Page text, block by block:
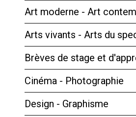
Art moderne - Art
Arts vivants - Arts du
Brèves de stage et
Cinéma - Photographie
Design - Graphisme